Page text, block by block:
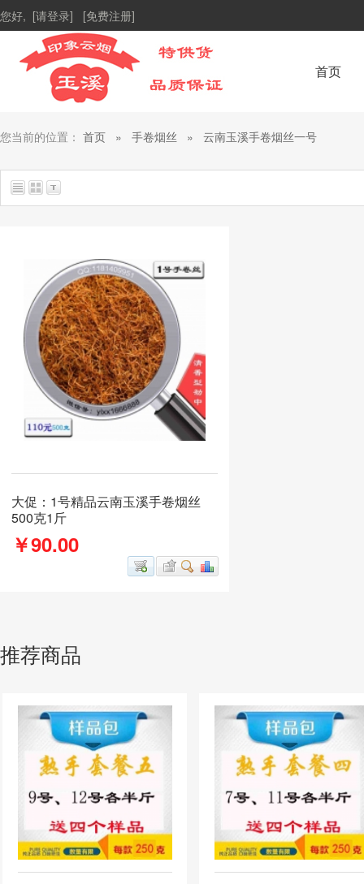
您好, [请登录] [免费注册]
首页
您当前的位置： 首页 » 手卷烟丝 » 云南玉溪手卷烟丝一号
大促：1号精品云南玉溪手卷烟丝
500克1斤
￥90.00
推荐商品